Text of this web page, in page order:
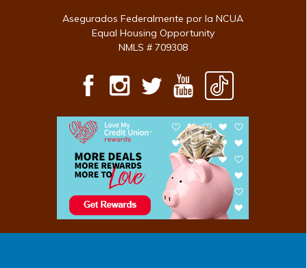
Asegurados Federalmente por la NCUA
Equal Housing Opportunity
NMLS # 709308